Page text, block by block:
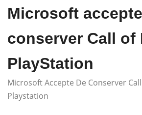
Microsoft
conserver Call of
PlayStation
Microsoft Accepte De Conserver
Playstation